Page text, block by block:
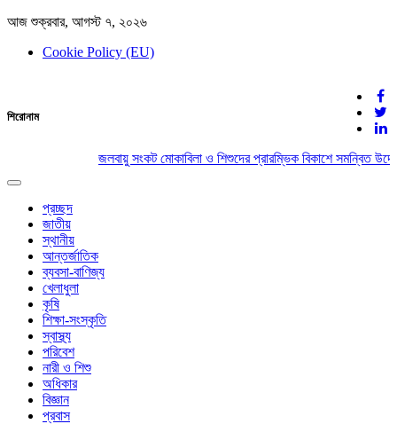
আজ শুক্রবার, আগস্ট ৭, ২০২৬
Cookie Policy (EU)
দেশের খবর
যুক্ত থাকুন দেশের সঙ্গে
শিরোনাম
জলবায়ু সংকট মোকাবিলা ও শিশুদের প্রারম্ভিক বিকাশে সমন্বিত
Toggle
navigation
প্রচ্ছদ
জাতীয়
স্থানীয়
আন্তর্জাতিক
ব্যবসা-বাণিজ্য
খেলাধুলা
কৃষি
শিক্ষা-সংস্কৃতি
স্বাস্থ্য
পরিবেশ
নারী ও শিশু
অধিকার
বিজ্ঞান
প্রবাস